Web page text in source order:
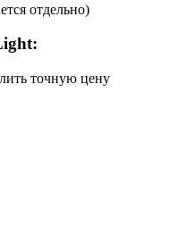
отдельно)
:
точную цену